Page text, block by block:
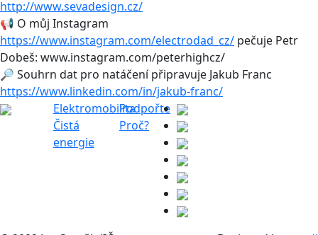
http://www.sevadesign.cz/
📢 O můj Instagram
https://www.instagram.com/electrodad_cz/ pečuje Petr
Dobeš: www.instagram.com/peterhighcz/
🔎 Souhrn dat pro natáčení připravuje Jakub Franc
https://www.linkedin.com/in/jakub-franc/
Elektromobilita
Čistá
energie
Podpořte
Proč?